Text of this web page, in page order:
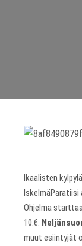
Ikaalisten
IskelmäParatiisi
Ohjelma
10.6.
muut esiintyjät